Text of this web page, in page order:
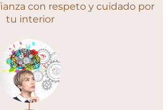
con respeto y cuidado por
tu interior